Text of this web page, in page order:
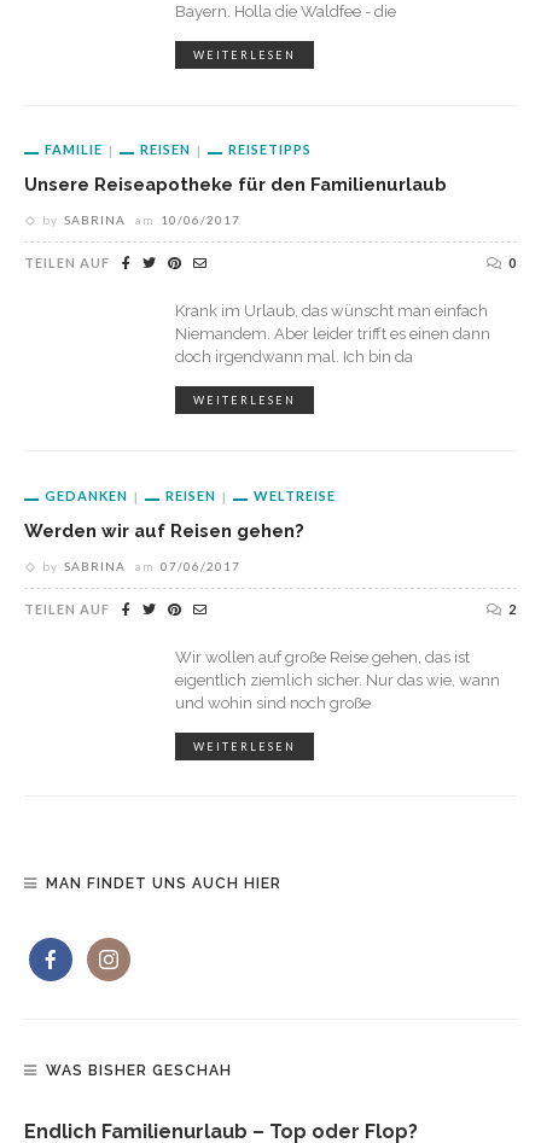
Bayern. Holla die Waldfee - die
WEITERLESEN
FAMILIE REISEN REISETIPPS
Unsere Reiseapotheke für den Familienurlaub
by SABRINA am 10/06/2017
TEILEN AUF 0
Krank im Urlaub, das wünscht man einfach
Niemandem. Aber leider trifft es einen dann
doch irgendwann mal. Ich bin da
WEITERLESEN
GEDANKEN REISEN WELTREISE
Werden wir auf Reisen gehen?
by SABRINA am 07/06/2017
TEILEN AUF 2
Wir wollen auf große Reise gehen, das ist
eigentlich ziemlich sicher. Nur das wie, wann
und wohin sind noch große
WEITERLESEN
MAN FINDET UNS AUCH HIER
WAS BISHER GESCHAH
Endlich Familienurlaub – Top oder Flop?